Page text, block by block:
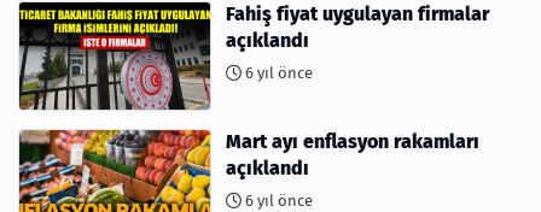
Fahiş fiyat uygulayan firmalar
açıklandı
6 yıl önce
Mart ayı enflasyon rakamları
açıklandı
6 yıl önce